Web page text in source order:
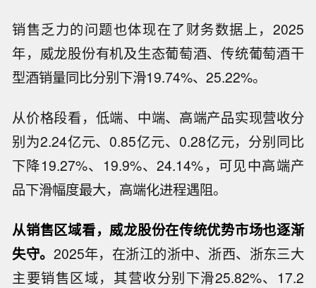
销售乏力的问题也体现在了财务数据上，2025
年，威龙股份有机及生态葡萄酒、传统葡萄酒干
型酒销量同比分别下滑19.74%、25.22%。
从价格段看，低端、中端、高端产品实现营收分
别为2.24亿元、0.85亿元、0.28亿元，分别同比
下降19.27%、19.9%、24.14%，可见中高端产
品下滑幅度最大，高端化进程遇阻。
从销售区域看，威龙股份在传统优势市场也逐渐
失守。 2025年，在浙江的浙中、浙西、浙东三大
主要销售区域，其营收分别下滑25.82%、17.2